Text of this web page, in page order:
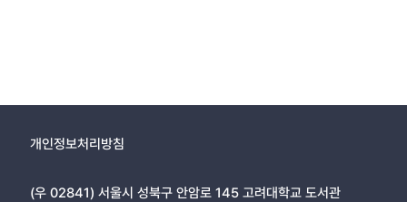
개인정보처리방침
(우 02841) 서울시 성북구 안암로 145 고려대학교 도서관